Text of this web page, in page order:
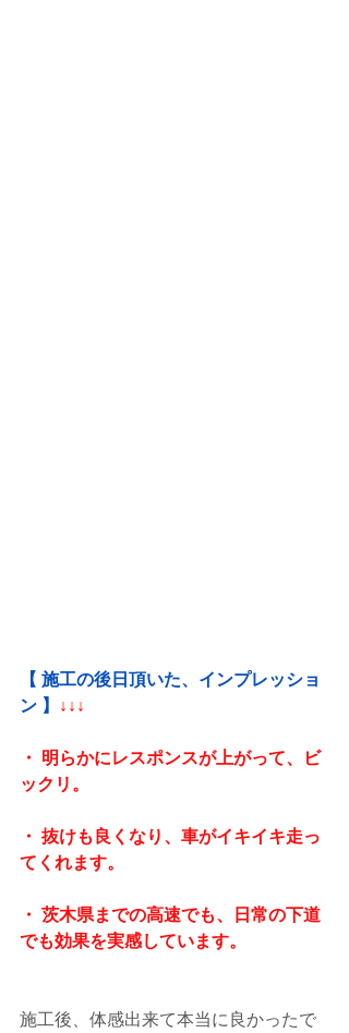
【 施工の後日頂いた、インプレッショ
ン 】
↓↓↓
・ 明らかにレスポンスが上がって、ビ
ックリ。
・ 抜けも良くなり、車がイキイキ走っ
てくれます。
・ 茨木県までの高速でも、日常の下道
でも効果を実感しています。
施工後、体感出来て本当に良かったで